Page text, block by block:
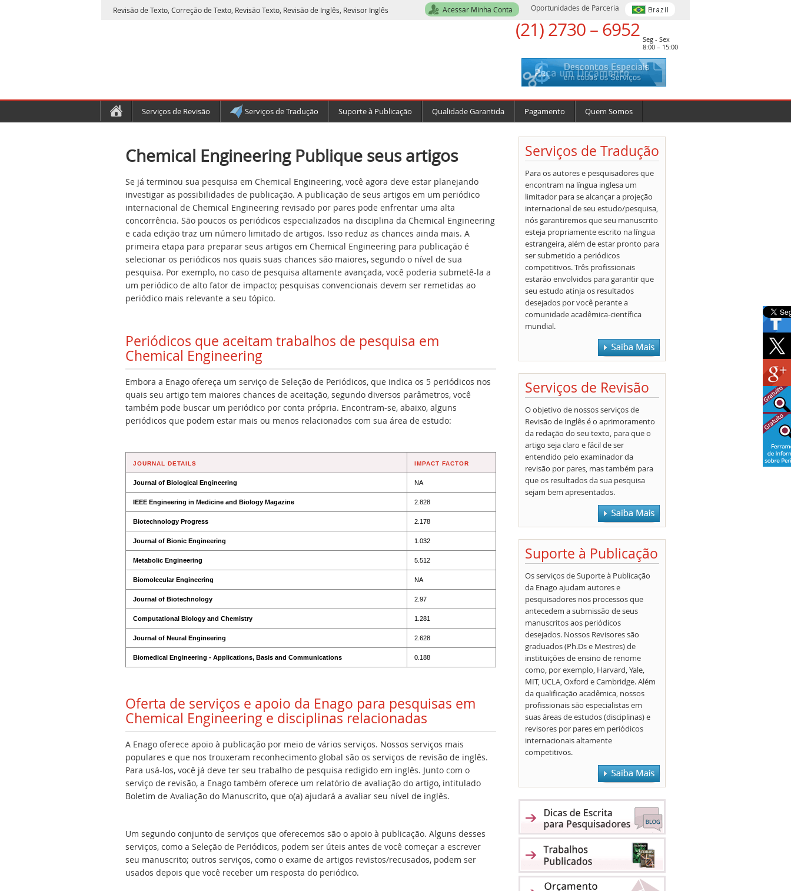
Revisão de Texto, Correção de Texto, Revisão Texto, Revisão de Inglês, Revisor Inglês Acessar Minha Conta Oportunidades de Parceria
(21) 2730 – 6952 Seg - Sex
8:00 – 15:00
Serviços de Revisão Serviços de Tradução Suporte à Publicação Qualidade Garantida Pagamento Quem Somos
Chemical Engineering Publique seus artigos
Se já terminou sua pesquisa em Chemical Engineering, você agora deve estar planejando
investigar as possibilidades de publicação. A publicação de seus artigos em um periódico
internacional de Chemical Engineering revisado por pares pode enfrentar uma alta
concorrência. São poucos os periódicos especializados na disciplina da Chemical Engineering
e cada edição traz um número limitado de artigos. Isso reduz as chances ainda mais. A
primeira etapa para preparar seus artigos em Chemical Engineering para publicação é
selecionar os periódicos nos quais suas chances são maiores, segundo o nível de sua
pesquisa. Por exemplo, no caso de pesquisa altamente avançada, você poderia submetê-la a
um periódico de alto fator de impacto; pesquisas convencionais devem ser remetidas ao
periódico mais relevante a seu tópico.
Periódicos que aceitam trabalhos de pesquisa em
Chemical Engineering
Embora a Enago ofereça um serviço de Seleção de Periódicos, que indica os 5 periódicos nos
quais seu artigo tem maiores chances de aceitação, segundo diversos parâmetros, você
também pode buscar um periódico por conta própria. Encontram-se, abaixo, alguns
periódicos que podem estar mais ou menos relacionados com sua área de estudo:
JOURNAL DETAILS IMPACT FACTOR
Journal of Biological Engineering NA
IEEE Engineering in Medicine and Biology Magazine 2.828
Biotechnology Progress 2.178
Journal of Bionic Engineering 1.032
Metabolic Engineering 5.512
Biomolecular Engineering NA
Journal of Biotechnology 2.97
Computational Biology and Chemistry 1.281
Journal of Neural Engineering 2.628
Biomedical Engineering - Applications, Basis and Communications 0.188
Oferta de serviços e apoio da Enago para pesquisas em
Chemical Engineering e disciplinas relacionadas
A Enago oferece apoio à publicação por meio de vários serviços. Nossos serviços mais
populares e que nos trouxeram reconhecimento global são os serviços de revisão de inglês.
Para usá-los, você já deve ter seu trabalho de pesquisa redigido em inglês. Junto com o
serviço de revisão, a Enago também oferece um relatório de avaliação do artigo, intitulado
Boletim de Avaliação do Manuscrito, que o(a) ajudará a avaliar seu nível de inglês.
Um segundo conjunto de serviços que oferecemos são o apoio à publicação. Alguns desses
serviços, como a Seleção de Periódicos, podem ser úteis antes de você começar a escrever
seu manuscrito; outros serviços, como o exame de artigos revistos/recusados, podem ser
usados depois que você receber um resposta do periódico.
Serviços de Tradução
Para os autores e pesquisadores que
encontram na língua inglesa um
limitador para se alcançar a projeção
internacional de seu estudo/pesquisa,
nós garantiremos que seu manuscrito
esteja propriamente escrito na língua
estrangeira, além de estar pronto para
ser submetido a periódicos
competitivos. Três profissionais
estarão envolvidos para garantir que
seu estudo atinja os resultados
desejados por você perante a
comunidade acadêmica-científica
mundial.
Serviços de Revisão
O objetivo de nossos serviços de
Revisão de Inglês é o aprimoramento
da redação do seu texto, para que o
artigo seja claro e fácil de ser
entendido pelo examinador da
revisão por pares, mas também para
que os resultados da sua pesquisa
sejam bem apresentados.
Suporte à Publicação
Os serviços de Suporte à Publicação
da Enago ajudam autores e
pesquisadores nos processos que
antecedem a submissão de seus
manuscritos aos periódicos
desejados. Nossos Revisores são
graduados (Ph.Ds e Mestres) de
instituições de ensino de renome
como, por exemplo, Harvard, Yale,
MIT, UCLA, Oxford e Cambridge. Além
da qualificação acadêmica, nossos
profissionais são especialistas em
suas áreas de estudos (disciplinas) e
revisores por pares em periódicos
internacionais altamente
competitivos.